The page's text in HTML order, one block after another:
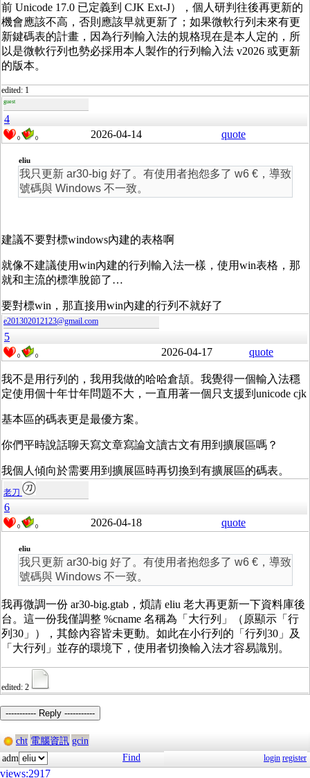
前 Unicode 17.0 已定義到 CJK Ext-J），個人研判往後再更新的
機會應該不高，否則應該早就更新了；如果微軟行列未來有更
新鍵碼表的計畫，因為行列輸入法的規格現在是本人定的，所
以是微軟行列也勢必採用本人製作的行列輸入法 v2026 或更新
的版本。
edited: 1
guest
4
0 0 2026-04-14 quote
eliu
我只更新 ar30-big 好了。有使用者抱怨多了 w6 €，導致
號碼與 Windows 不一致。
建議不要對標windows內建的表格啊
就像不建議使用win內建的行列輸入法一樣，使用win表格，那
就和主流的標準脫節了…
要對標win，那直接用win內建的行列不就好了
e201302012123@gmail.com
5
0 0 2026-04-17 quote
我不是用行列的，我用我做的哈哈倉頡。我覺得一個輸入法穩
定使用個十年廿年問題不大，一直用著一個只支援到unicode cjk
基本區的碼表更是最優方案。
你們平時說話聊天寫文章寫論文讀古文有用到擴展區嗎？
我個人傾向於需要用到擴展區時再切換到有擴展區的碼表。
老刀
6
0 0 2026-04-18 quote
eliu
我只更新 ar30-big 好了。有使用者抱怨多了 w6 €，導致
號碼與 Windows 不一致。
我再微調一份 ar30-big.gtab，煩請 eliu 老大再更新一下資料庫後
台。這一份我僅調整 %cname 名稱為「大行列」（原顯示「行
列30」），其餘內容皆未更動。如此在小行列的「行列30」及
「大行列」並存的環境下，使用者切換輸入法才容易識別。
edited: 2
----------- Reply -----------
cht 電腦資訊 gcin
adm
Find login register
views:2917